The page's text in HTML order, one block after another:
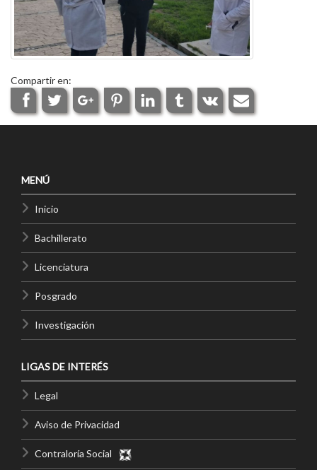
Compartir en:
MENÚ
Inicio
Bachillerato
Licenciatura
Posgrado
Investigación
LIGAS DE INTERÉS
Legal
Aviso de Privacidad
Contraloría Social